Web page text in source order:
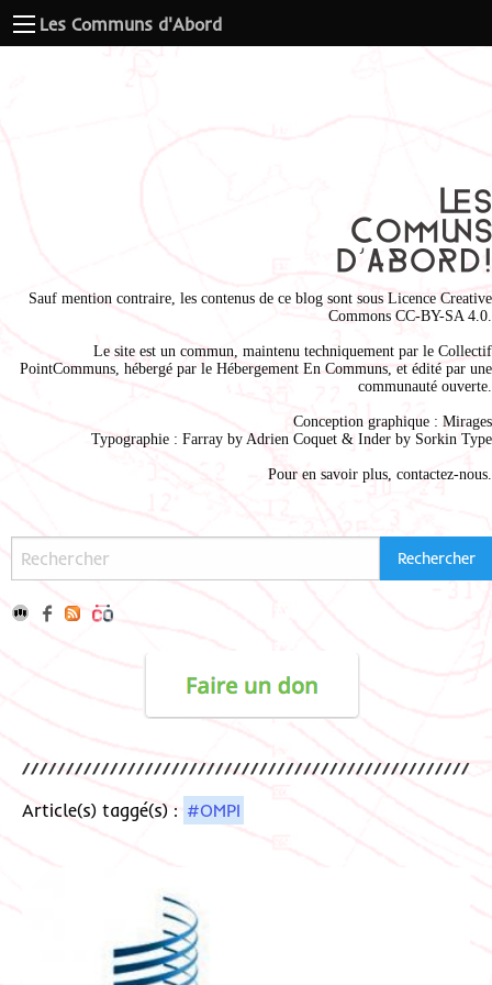
Les Communs d'Abord
Sauf mention contraire, les contenus de ce blog sont sous Licence Creative
Commons CC-BY-SA 4.0
Le site est un commun, maintenu techniquement par le Collectif
PointCommuns , hébergé par le Hébergement En Communs , et édité par une
communauté ouverte.
Conception graphique : Mirages
Typographie : Farray by Adrien Coquet & Inder by Sorkin Type
Pour en savoir plus, contactez-nous
Article(s) taggé(s) : #OMPI